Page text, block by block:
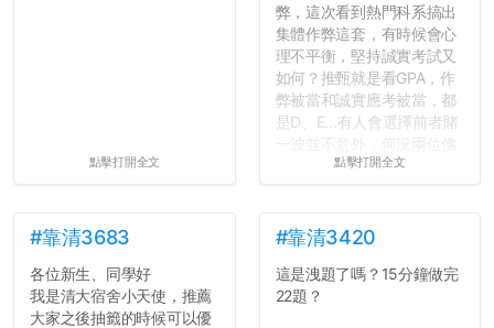
點擊打開全文
弊，這次看到熱門科系搞出
集體作弊這套，有時候會心
理不平衡，堅持誠實考試又
如何？推甄就是看GPA，作
弊被當和誠實應考被當，都
是D、E...有人會選擇前者賭
心教授看起來要輕輕放下
長作弊的風氣。
反正老人我明天就要搬離新
竹，之後如何發展與我無
點擊打開全文
#靠清3683
各位新生、同學好
我是清大宿舍小天使，推薦
大家之後抽籤的時候可以優
#靠清3420
這是洩題了嗎？15分鐘做完
22題？